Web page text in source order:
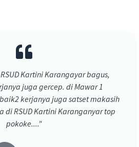
Kartini Karangayar bagus,
juga gercep. di Mawar 1
kerjanya juga satset makasih
di RSUD Kartini Karanganyar top
pokoke...."